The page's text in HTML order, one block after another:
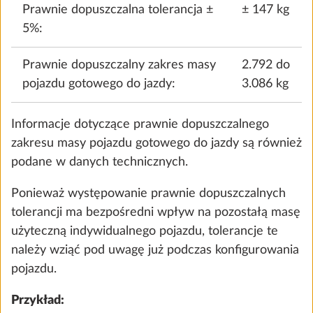
przełącznikiem
0,4 kg
1226 zł
podczas konfiguracji pojazdu. Jeśli rzeczywista masa
wyposażenia specjalnego w takim stopniu, że
różnica między rzeczywistą masą pojazdu
a maksymalną masą całkowitą dla pasażerów (tylko
wystarczająca dla uzyskania minimalnej masy
użytkowej, podczas konfiguracji możesz w zależności
od układu wnętrza wybrać zwiększenie DMC
(zwiększenie maksymalnej masy całkowitej) i/lub
zrezygnować z wyposażenia specjalnego.
W przeciwnym razie nie będziesz mógł
kontynuować procesu konfiguracji i zamawiania.
W razie potrzeby upewnij się u partnera
handlowego HOBBY, czy dopuszczalna masa